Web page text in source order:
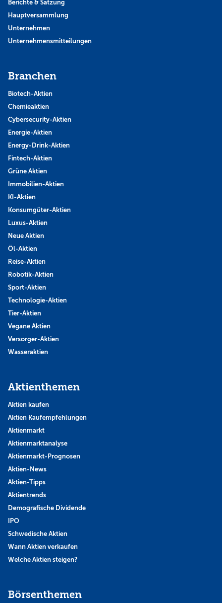
Berichte & Satzung
Hauptversammlung
Unternehmen
Unternehmensmitteilungen
Branchen
Biotech-Aktien
Chemieaktien
Cybersecurity-Aktien
Energie-Aktien
Energy-Drink-Aktien
Fintech-Aktien
Grüne Aktien
Immobilien-Aktien
KI-Aktien
Konsumgüter-Aktien
Luxus-Aktien
Neue Aktien
Öl-Aktien
Reise-Aktien
Robotik-Aktien
Sport-Aktien
Technologie-Aktien
Tier-Aktien
Vegane Aktien
Versorger-Aktien
Wasseraktien
Aktienthemen
Aktien kaufen
Aktien Kaufempfehlungen
Aktienmarkt
Aktienmarktanalyse
Aktienmarkt-Prognosen
Aktien-News
Aktien-Tipps
Aktientrends
Demografische Dividende
IPO
Schwedische Aktien
Wann Aktien verkaufen
Welche Aktien steigen?
Börsenthemen